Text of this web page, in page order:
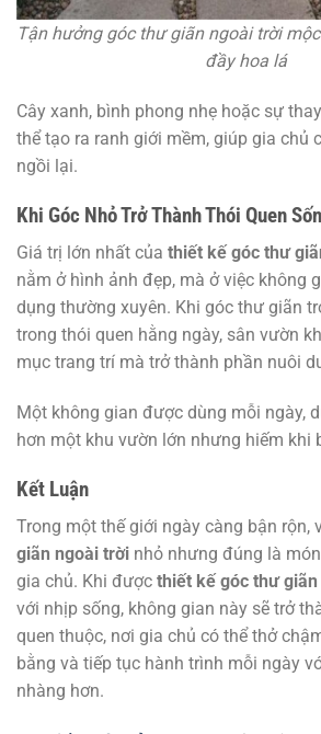
Tận hưởng góc thư giãn ngoài trời
đầy hoa lá
Cây xanh, bình phong nhẹ hoặc sự
thể tạo ra ranh giới mềm, giúp gia chủ
ngồi lại.
Khi Góc Nhỏ Trở Thành Thói Quen
Giá trị lớn nhất của thiết kế góc thư
nằm ở hình ảnh đẹp, mà ở việc không
dụng thường xuyên. Khi góc thư giãn
trong thói quen hằng ngày, sân vườn
mục trang trí mà trở thành phần nuôi
Một không gian được dùng mỗi ngày,
hơn một khu vườn lớn nhưng hiếm khi
Kết Luận
Trong một thế giới ngày càng bận rộn,
giãn ngoài trời nhỏ nhưng đúng là
gia chủ. Khi được thiết kế góc thư
với nhịp sống, không gian này sẽ trở
quen thuộc, nơi gia chủ có thể thở
bằng và tiếp tục hành trình mỗi ngày
nhàng hơn.